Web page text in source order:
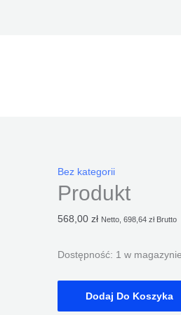
Bez kategorii
Produkt
568,00 zł Netto, 698,64 złBrutto
Dostępność: 1 w magazynie
ilość
Produkt
Dodaj Do Koszyka